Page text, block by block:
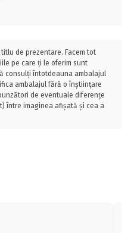
de prezentare. Facem tot
pe care ți le oferim sunt
consulți întotdeauna ambalajul
ambalajul fără o înștiințare
de eventuale diferențe
între imaginea afișată și cea a